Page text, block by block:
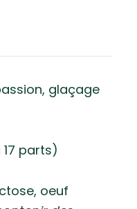
glaçage
17 parts)
oeuf